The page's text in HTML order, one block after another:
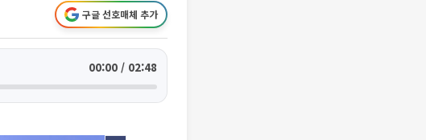
구글 선호매체 추가
00:00 / 02:48